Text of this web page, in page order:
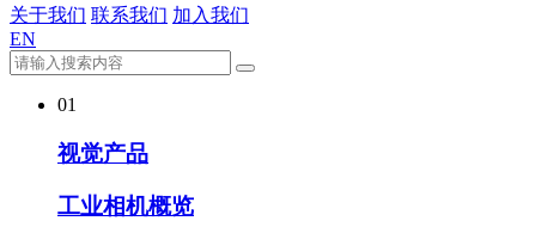
关于我们 联系我们 加入我们
EN
01
视觉产品
工业相机概览